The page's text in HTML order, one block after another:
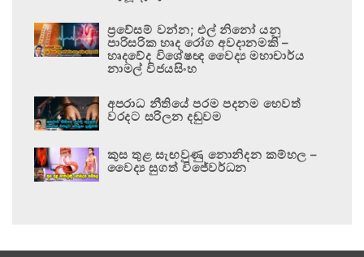
ප්‍රවේසම් වන්න; එල් නිනෝ යනු
පාරිසරික හෘද රෝග අවදානමකි –
හෘදවේද විශේෂඥ වෛද්‍ය මහාචාර්ය
නාමල් විජයසිංහ
අපරාධ නීතියේ පරම පදනම හෙවත්
වරදට සරිලන දඬුවම
කුස තුළ සැඟවුණු නොනිදන කම්හල –
වෛද්‍ය සුගත් විජේවර්ධන